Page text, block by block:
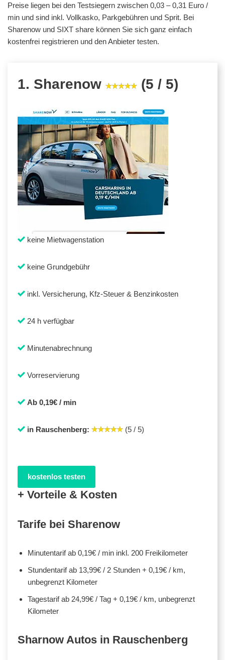
Preise liegen bei den Testsiegern zwischen 0,03 – 0,31 Euro /
min und sind inkl. Vollkasko, Parkgebühren und Sprit. Bei
Sharenow und SIXT share können Sie sich ganz einfach
kostenfrei registrieren und den Anbieter testen.
1. Sharenow (5 / 5)
keine Mietwagenstation
keine Grundgebühr
inkl. Versicherung, Kfz-Steuer & Benzinkosten
24 h verfügbar
Minutenabrechnung
Vorreservierung
Ab 0,19€ / min
in Rauschenberg: (5 / 5)
kostenlos testen
+ Vorteile & Kosten
Tarife bei Sharenow
Minutentarif ab 0,19€ / min inkl. 200 Freikilometer
Stundentarif ab 13,99€ / 2 Stunden + 0,19€ / km,
unbegrenzt Kilometer
Tagestarif ab 24,99€ / Tag + 0,19€ / km, unbegrenzt
Kilometer
Sharnow Autos in Rauschenberg